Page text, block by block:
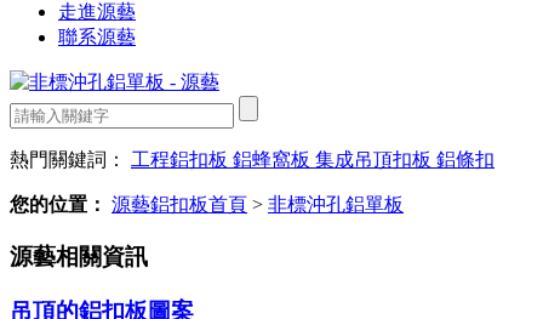
走進源藝
聯系源藝
熱門關鍵詞： 工程鋁扣板 鋁蜂窩板 集成吊頂扣板 鋁條扣
您的位置： 源藝鋁扣板首頁 > 非標沖孔鋁單板
源藝相關資訊
吊頂的鋁扣板圖案